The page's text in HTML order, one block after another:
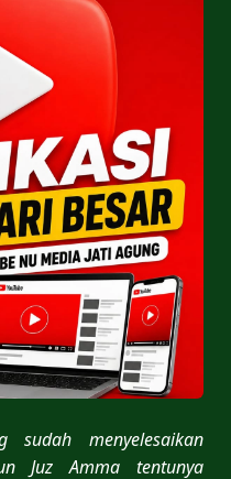
sudah menyelesaikan
Juz Amma tentunya